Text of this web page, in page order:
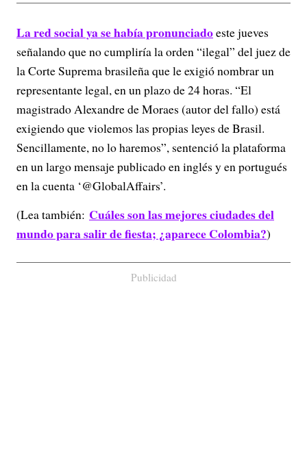
La red social ya se había pronunciadoeste jueves
señalando que no cumpliría la orden “ilegal” del juez de
la Corte Suprema brasileña que le exigió nombrar un
representante legal, en un plazo de 24 horas. “El
magistrado Alexandre de Moraes (autor del fallo) está
exigiendo que violemos las propias leyes de Brasil.
Sencillamente, no lo haremos”, sentenció la plataforma
en un largo mensaje publicado en inglés y en portugués
en la cuenta ‘@GlobalAffairs’.
(Lea también: Cuáles son las mejores ciudades del
mundo para salir de fiesta; ¿aparece Colombia?)
Publicidad